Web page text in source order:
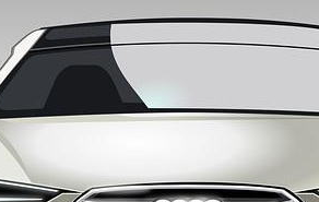
a
Překlady
Této
Slova?